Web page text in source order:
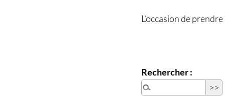
L’occasion de
Rechercher :